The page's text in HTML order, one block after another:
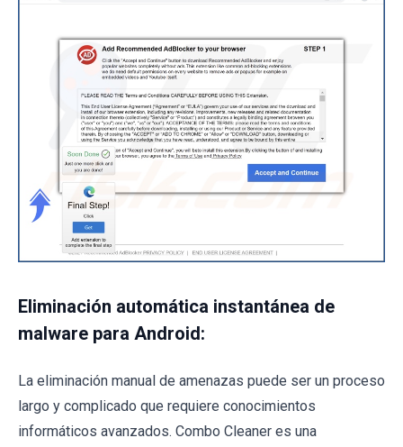
Eliminación automática instantánea de
malware para Android:
La eliminación manual de amenazas puede ser un proceso
largo y complicado que requiere conocimientos
informáticos avanzados. Combo Cleaner es una